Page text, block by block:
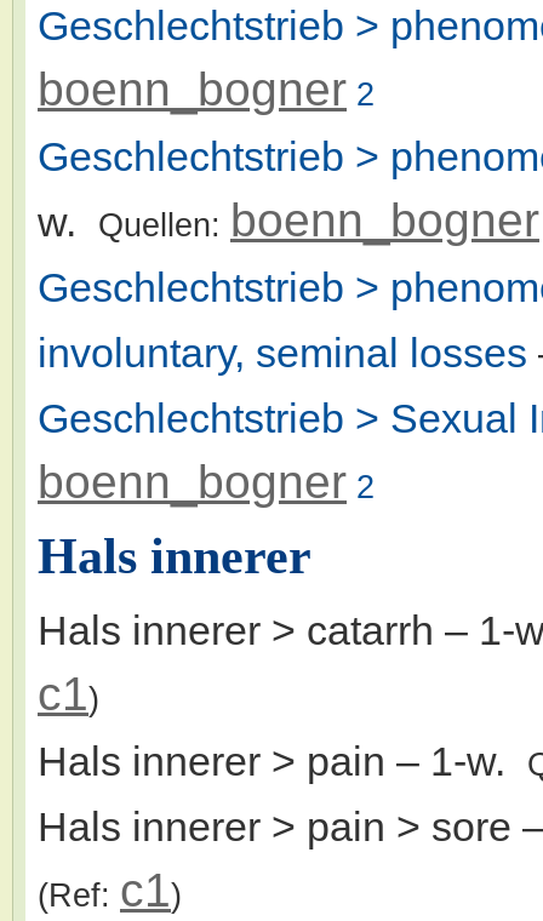
Geschlechtstrieb >
boenn_bogner 2
Geschlechtstrieb >
w.
Quellen: boenn_bogner
Geschlechtstrieb >
involuntary, seminal losses
Geschlechtstrieb > Sexual
boenn_bogner 2
Hals innerer
Hals innerer > catarrh – 1-
c1)
Hals innerer > pain – 1-w.
Hals innerer > pain > sore
(Ref: c1)